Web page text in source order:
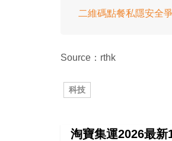
二維碼點餐私隱安全
Source：rthk
科技
淘寶集運2026最